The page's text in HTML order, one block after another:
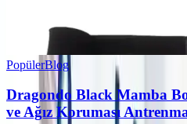
PopülerBlog
Dragondo Black Mamba
ve Ağız Koruması